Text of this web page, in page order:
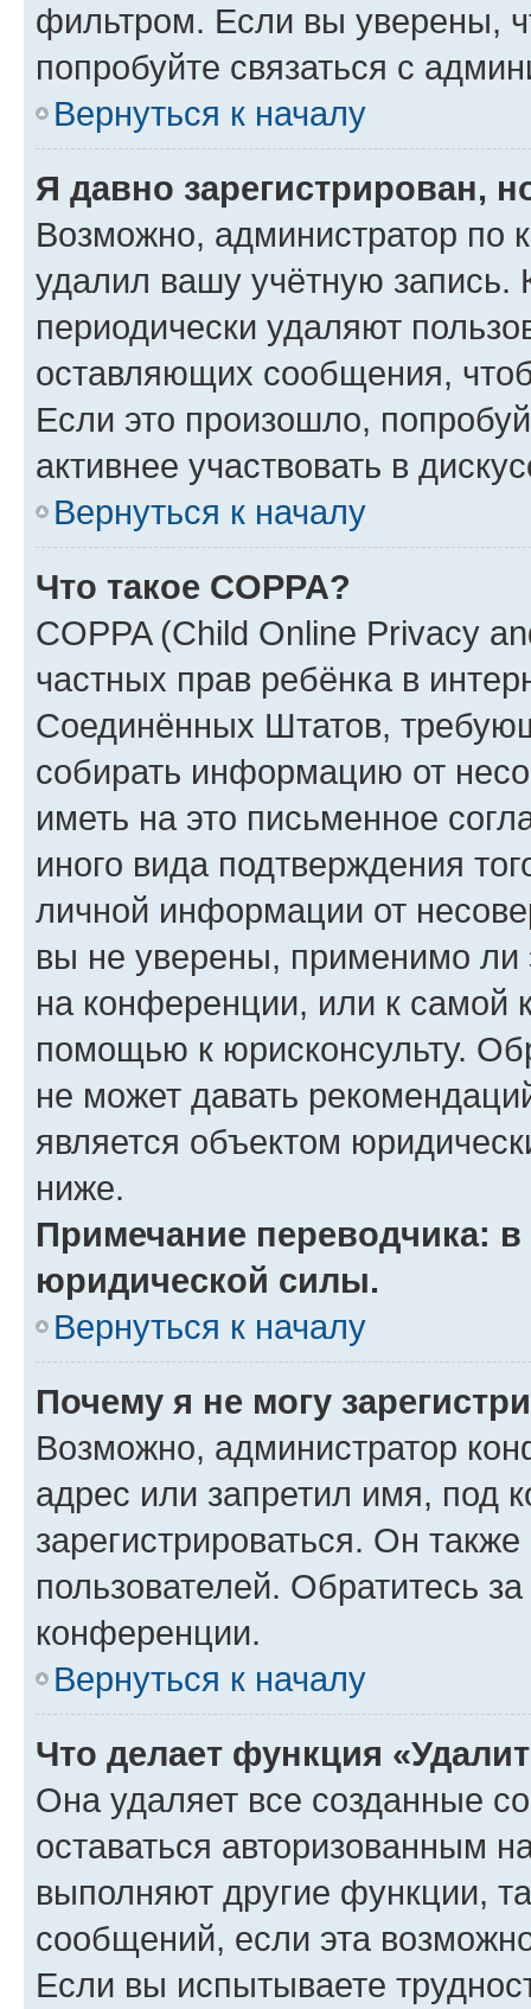
фильтром. Если вы уверены,
попробуйте связаться с
Вернуться к началу
Я давно зарегистрирован,
Возможно, администратор по
удалил вашу учётную запись.
периодически удаляют
оставляющих сообщения,
Если это произошло,
активнее участвовать в
Вернуться к началу
Что такое COPPA?
COPPA (Child Online Privacy
частных прав ребёнка в
Соединённых Штатов,
собирать информацию от
иметь на это письменное
иного вида подтверждения
личной информации от
вы не уверены, применимо ли
на конференции, или к самой
помощью к юрисконсульту.
не может давать
является объектом
ниже.
Примечание переводчика:
юридической силы.
Вернуться к началу
Почему я не могу
Возможно, администратор
адрес или запретил имя, под
зарегистрироваться. Он
пользователей. Обратитесь
конференции.
Вернуться к началу
Что делает функция
Она удаляет все созданные
оставаться авторизованным
выполняют другие функции,
сообщений, если эта
Если вы испытываете